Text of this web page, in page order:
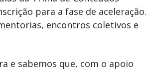
para a fase de aceleração.
encontros coletivos e
e sabemos que, com o apoio